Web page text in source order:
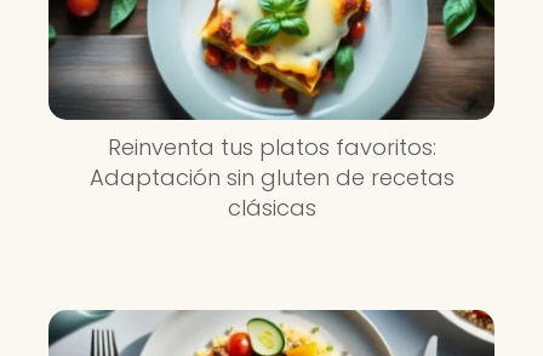
Reinventa tus platos favoritos:
Adaptación sin gluten de recetas
clásicas